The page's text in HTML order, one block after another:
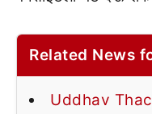
Related News
Uddhav